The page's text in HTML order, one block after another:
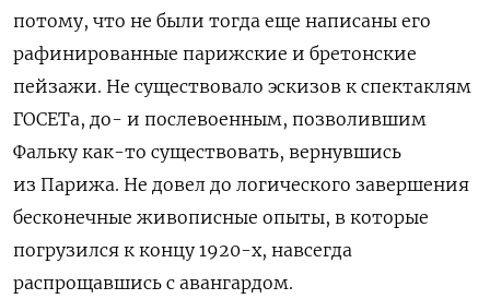
потому, что не были тогда еще написаны его
рафинированные парижские и бретонские
пейзажи. Не существовало эскизов к спектаклям
ГОСЕТа, до- и послевоенным, позволившим
Фальку как-то существовать, вернувшись
из Парижа. Не довел до логического завершения
бесконечные живописные опыты, в которые
погрузился к концу 1920-х, навсегда
распрощавшись с авангардом.